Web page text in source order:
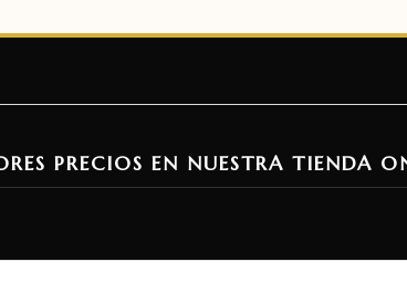
PRECIOS EN NUESTRA TIENDA